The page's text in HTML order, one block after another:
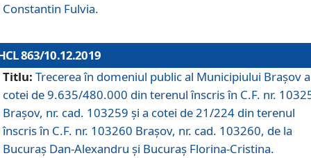
Constantin Fulvia.
863/10.12.2019
Titlu: Trecerea în domeniul public al Municipiului Braşov a
cotei de 9.635/480.000 din terenul înscris în C.F. nr.
Brașov, nr. cad. 103259 și a cotei de 21/224 din terenul
înscris în C.F. nr. 103260 Brașov, nr. cad. 103260, de la
Bucuraș Dan-Alexandru și Bucuraș Florina-Cristina.